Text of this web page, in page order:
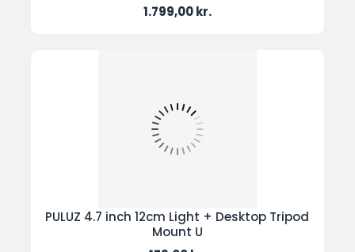
Pris
1.799,00 kr.
PULUZ 4.7 inch 12cm Light + Desktop Tripod
Mount U